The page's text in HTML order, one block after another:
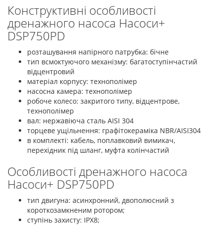
Конструктивні особливості
дренажного насоса Насоси+
DSP750PD
розташування напірного патрубка: бічне
тип всмоктуючого механізму: багатоступінчастий
відцентровий
матеріал корпусу: технополімер
насосна камера: технополімер
робоче колесо: закритого типу, відцентрове,
технополімер
вал: нержавіюча сталь AISI 304
торцеве ущільнення: графітокераміка NBR/AISI304
в комплекті: кабель, поплавковий вимикач,
перехідник під шланг, муфта колінчастий
Особливості дренажного насоса
Насоси+ DSP750PD
тип двигуна: асинхронний, двополюсний з
короткозамкненим ротором;
ступінь захисту: IPX8;